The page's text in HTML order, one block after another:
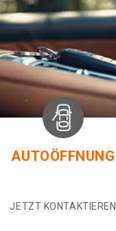
AUTOÖFFNUNG
JETZT KONTAKTIEREN